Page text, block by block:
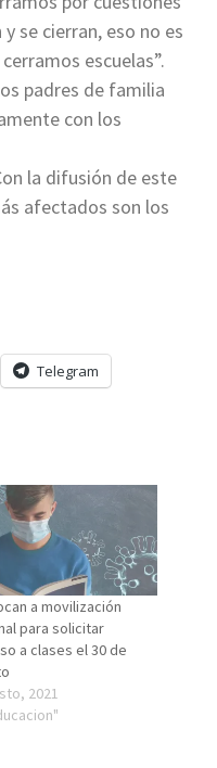
se cierran, eso no es
escuelas”.
padres de familia
con los
la difusión de este
afectados son los
Telegram
a movilización
para solicitar
a clases el 30 de
2021